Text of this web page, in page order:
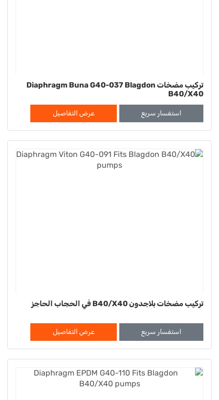
تركيب مضخات Diaphragm Buna G40-037 Blagdon
B40/X40
استفسار سريع عرض التفاصيل
تركيب مضخات بلاجدون B40/X40 في الحجاب الحاجز
استفسار سريع عرض التفاصيل